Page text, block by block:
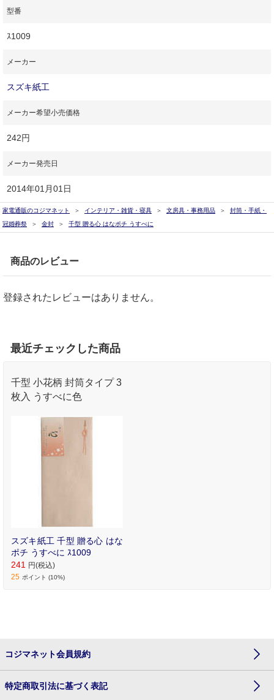
型番
ｽ1009
メーカー
スズキ紙工
メーカー希望小売価格
242円
メーカー発売日
2014年01月01日
家電通販のコジマネット インテリア・雑貨・寝具 文房具・事務用品
封筒・手紙・
冠婚葬祭
金封 千型 贈る心 はなポチ うすべに
商品のレビュー
登録されたレビューはありません。
最近チェックした商品
千型 小花柄 封筒タイプ 3
枚入 うすべに色
スズキ紙工 千型 贈る心 はな
ポチ うすべに ｽ1009
241 円(税込)
25 ポイント (10%)
コジマネット会員規約
特定商取引法に基づく表記